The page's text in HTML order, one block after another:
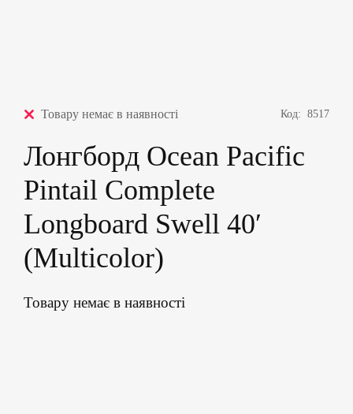
Товару немає в наявності Код:8517
Лонгборд Ocean Pacific
Pintail Complete
Longboard Swell 40′
(Multicolor)
Товару немає в наявності